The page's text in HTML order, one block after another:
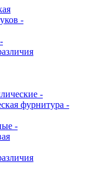
-
-
фурнитура -
-